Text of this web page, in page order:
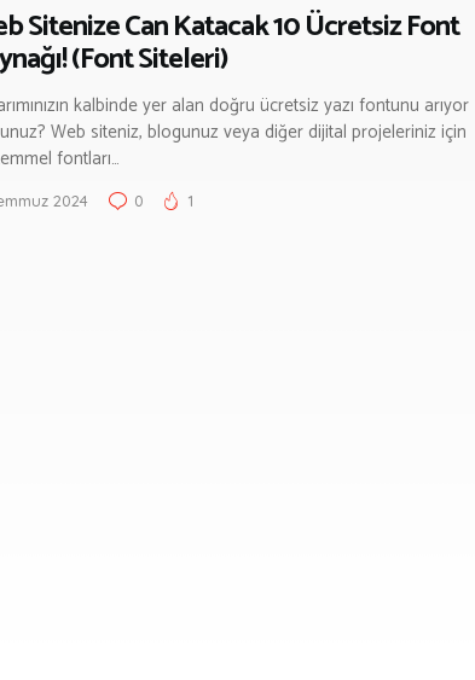
Sitenize Can Katacak 10 Ücretsiz Font
(Font Siteleri)
kalbinde yer alan doğru ücretsiz yazı fontunu arıyor
Web siteniz, blogunuz veya diğer dijital projeleriniz için
fontları…
2024 0 1